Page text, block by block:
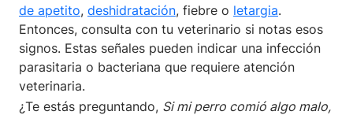
de apetito, deshidratación, fiebre o letargia.
Entonces, consulta con tu veterinario si notas esos
signos. Estas señales pueden indicar una infección
parasitaria o bacteriana que requiere atención
veterinaria.
¿Te estás preguntando, Si mi perro comió algo malo,